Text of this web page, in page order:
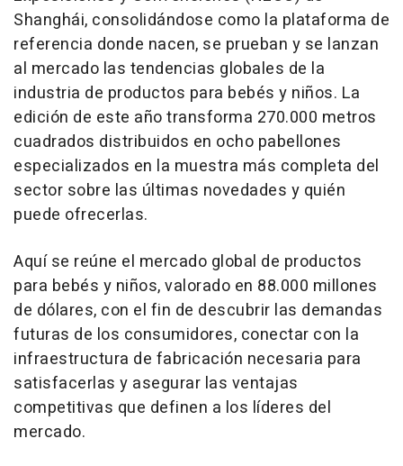
Shanghái, consolidándose como la plataforma de
referencia donde nacen, se prueban y se lanzan
al mercado las tendencias globales de la
industria de productos para bebés y niños. La
edición de este año transforma 270.000 metros
cuadrados distribuidos en ocho pabellones
especializados en la muestra más completa del
sector sobre las últimas novedades y quién
puede ofrecerlas.
Aquí se reúne el mercado global de productos
para bebés y niños, valorado en 88.000 millones
de dólares, con el fin de descubrir las demandas
futuras de los consumidores, conectar con la
infraestructura de fabricación necesaria para
satisfacerlas y asegurar las ventajas
competitivas que definen a los líderes del
mercado.